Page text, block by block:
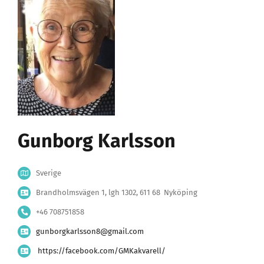
Gunborg Karlsson
Sverige
Brandholmsvägen 1, lgh 1302, 611 68 Nyköping
+46 708751858
gunborgkarlsson8@gmail.com
https://facebook.com/GMKakvarell/